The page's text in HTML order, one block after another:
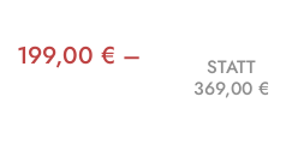
199,00 € –
STATT
369,00 €